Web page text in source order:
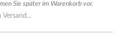
Sie später im Warenkorb vor.